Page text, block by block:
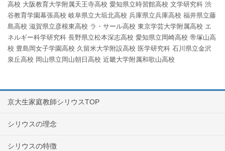
高校 大阪教育大学附属天王寺高校 愛知県立時習館高校 文学研究科 渋
谷教育学園幕張高校 岐阜県立大垣北高校 兵庫県立兵庫高校 福井県立藤
島高校 滋賀県立彦根東高校 ラ・サール高校 東京学芸大学附属高校 エ
ネルギー科学研究科 長野県立松本深志高校 愛知県立岡崎高校 帝塚山高
校 豊島岡女子学園高校 久留米大学附設高校 医学研究科 石川県立金沢
泉丘高校 岡山県立岡山朝日高校 近畿大学附属和歌山高校
京大生家庭教師シリウスTOP
シリウスの理念
シリウスの特徴